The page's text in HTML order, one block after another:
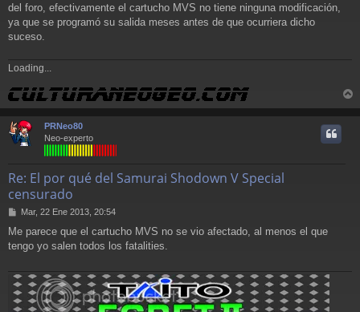
del foro, efectivamente el cartucho MVS no tiene ninguna modificación,
ya que se programó su salida meses antes de que ocurriera dicho
suceso.
Loading...
r
PRNeo80
Neo-experto
Re: El por qué del Samurai Shodown V Special
censurado
M
n
s
e
Mar, 22 Ene 2013, 20:54
Me parece que el cartucho MVS no se vio afectado, al menos el que
tengo yo salen todos los fatalities.